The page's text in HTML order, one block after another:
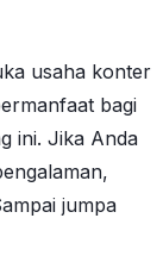
usaha konter
bagi
ini. Jika Anda
jumpa